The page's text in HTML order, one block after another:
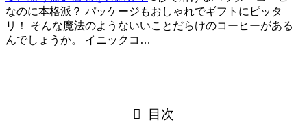
なのに本格派？ パッケージもおしゃれでギフトにピッタ
リ！ そんな魔法のようないいことだらけのコーヒーがある
んでしょうか。 イニックコ…
目次